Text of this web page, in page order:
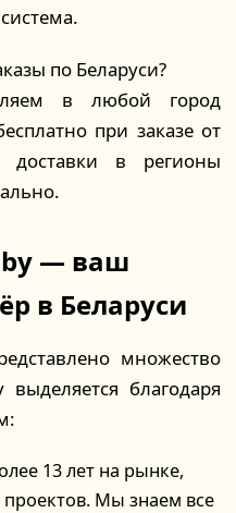
по Беларуси?
в любой город
при заказе от
доставки в регионы
— ваш
в Беларуси
множество
благодаря
13 лет на рынке,
Мы знаем все